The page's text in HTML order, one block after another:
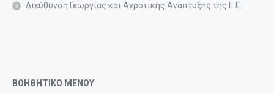
Διεύθυνση Γεωργίας και Αγροτικής Ανάπτυξης της Ε.Ε.
ΒΟΗΘΗΤΙΚΟ ΜΕΝΟΥ